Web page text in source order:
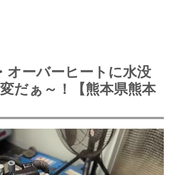
オーバーヒートに水没
だぁ～！【熊本県熊本